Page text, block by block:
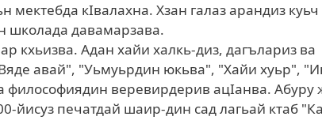
мектебда кIвалахна. Хзан галаз арандиз куьч
школада давамарзава.
кхьизва. Адан хайи халкь-диз, дагълариз ва
авай", "Уьмуьрдин юкьва", "Хайи хуьр",
философиядин веревирдерив ацIанва. Абуру
йисуз печатдай шаир-дин сад лагьай ктаб